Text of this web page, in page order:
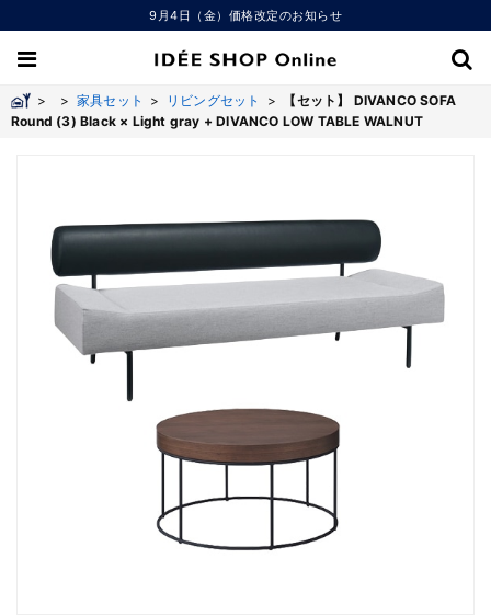
9月4日（金）価格改定のお知らせ
> > 家具セット > リビングセット >
【セット】 DIVANCO SOFA
Round (3) Black × Light gray + DIVANCO LOW TABLE WALNUT